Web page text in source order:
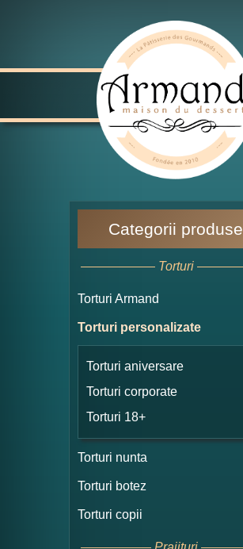
Categorii produse
Torturi
Torturi Armand
Torturi personalizate
Torturi aniversare
Torturi corporate
Torturi 18+
Torturi nunta
Torturi botez
Torturi copii